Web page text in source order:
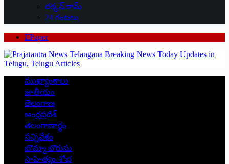
దక్కన్.కామ్
24 గంటలు
EPaper
ముఖ్యాంశాలు
జాతీయం
తెలంగాణ
ఆంధ్రప్రదేశ్
తెలంగాణార్థం
సన్నివేశం
బొమ్మా బొరుసు
సాహిత్యం-శోభ